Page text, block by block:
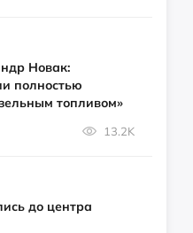
Новак:
полностью
топливом»
13.2K
до центра